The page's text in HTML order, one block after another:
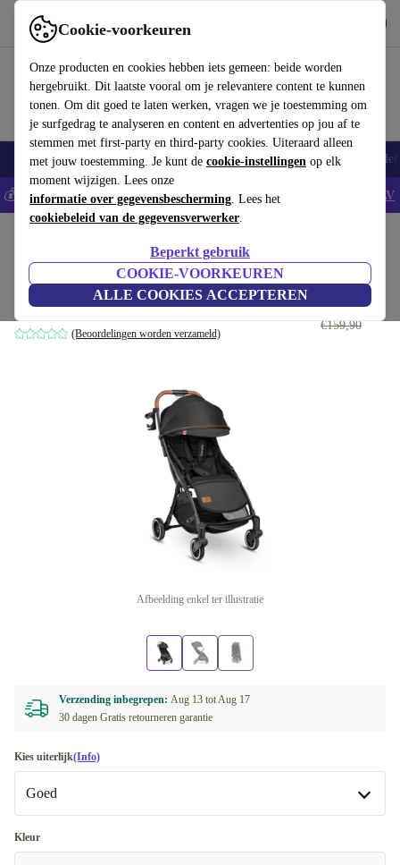
Cookie-voorkeuren
Onze producten en cookies hebben iets gemeen: beide worden
hergebruikt. Dit laatste vooral om je relevantere content te kunnen
tonen. Om dit goed te laten werken, vragen we je toestemming om
je surfgedrag te analyseren en content en advertenties op jou af te
stemmen met first-party en third-party cookies. Uiteraard alleen
met jouw toestemming. Je kunt de cookie-instellingen op elk
moment wijzigen. Lees onze
informatie over gegevensbescherming. Lees het
cookiebeleid van de gegevensverwerker.
Beperkt gebruik
COOKIE-VOORKEUREN
ALLE COOKIES ACCEPTEREN
Gebruik refurbed snel en eenvoudig
Smartphones Laptops Tablets Smartwatches Accessoires
💰Bespaar 5% EXTRA op alle iPhones - Code: IPHONEDEAL - AV
Lionelo Julie One buggy
zwart
(Beoordelingen worden verzameld)
€107,90
€159,90
Afbeelding enkel ter illustratie
Verzending inbegrepen: Aug 13 totAug 17
30 dagen Gratis retourneren garantie
Kies uiterlijk(Info)
Goed
Goed
Kleur